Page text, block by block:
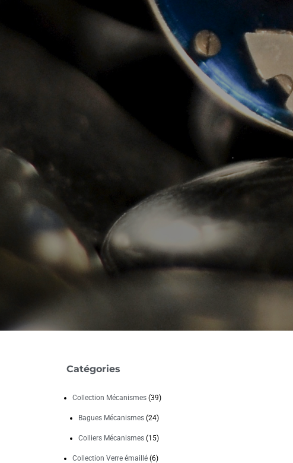
Catégories
Collection Mécanismes (39)
Bagues Mécanismes (24)
Colliers Mécanismes (15)
Collection Verre émaillé (6)